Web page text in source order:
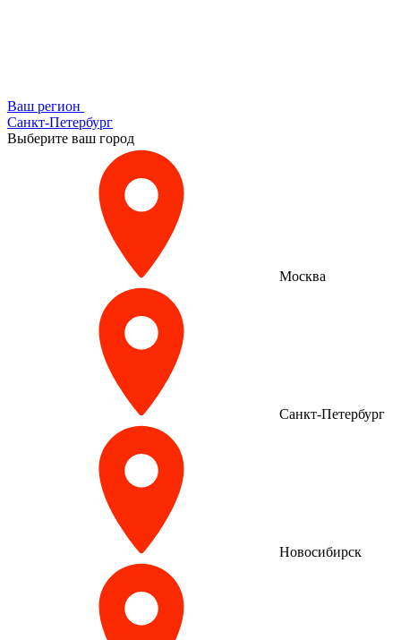
Ваш регион
Санкт-Петербург
Выберите ваш город
Москва
Санкт-Петербург
Новосибирск